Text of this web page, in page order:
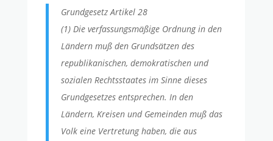
Grundgesetz Artikel 28
(1) Die verfassungsmäßige Ordnung in den
Ländern muß den Grundsätzen des
republikanischen, demokratischen und
sozialen Rechtsstaates im Sinne dieses
Grundgesetzes entsprechen. In den
Ländern, Kreisen und Gemeinden muß das
Volk eine Vertretung haben, die aus